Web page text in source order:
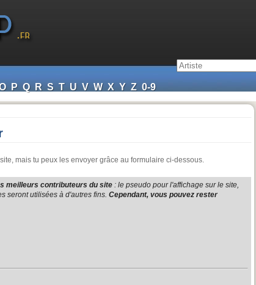
P Q R S T U V W X Y Z 0-9
mais tu peux les envoyer grâce au formulaire ci-dessous.
meilleurs contributeurs du site : le pseudo pour l'affichage sur le site,
seront utilisées à d'autres fins. Cependant, vous pouvez rester